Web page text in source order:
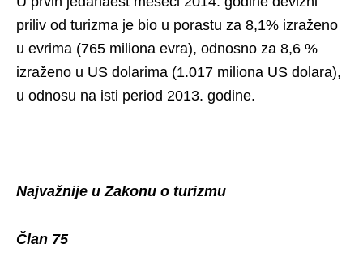
priliv od turizma je bio u porastu za 8,1% izraženo
u evrima (765 miliona evra), odnosno za 8,6 %
izraženo u US dolarima (1.017 miliona US dolara),
u odnosu na isti period 2013. godine.
Najvažnije u Zakonu o turizmu
Član 75